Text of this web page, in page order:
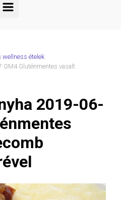
wellness ételek
GM4 Gluténmentes vasalt
2019-06-